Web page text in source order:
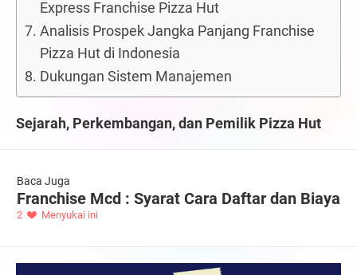
Express Franchise Pizza Hut
Analisis Prospek Jangka Panjang Franchise
Pizza Hut di Indonesia
Dukungan Sistem Manajemen
Sejarah, Perkembangan, dan Pemilik Pizza Hut
Baca Juga
Franchise Mcd : Syarat Cara Daftar dan Biaya
2 Menyukai ini